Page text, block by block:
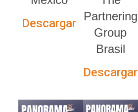
Descargar
Partnering
Group
Brasil
Descargar